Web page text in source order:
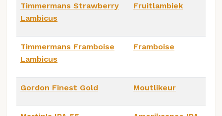
Timmermans Strawberry
Lambicus
Fruitlambiek
Timmermans Framboise
Lambicus
Framboise
Gordon Finest Gold Moutlikeur